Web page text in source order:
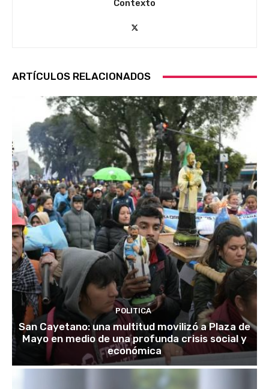
Contexto
ARTÍCULOS RELACIONADOS
POLITICA
San Cayetano: una multitud movilizó a Plaza de
Mayo en medio de una profunda crisis social y
económica